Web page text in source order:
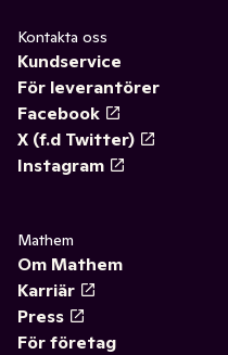
Kontakta oss
Kundservice
För leverantörer
Facebook
X (f.d Twitter)
Instagram
Mathem
Om Mathem
Karriär
Press
För företag